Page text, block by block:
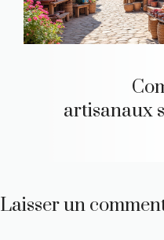
artisanaux
Laisser un